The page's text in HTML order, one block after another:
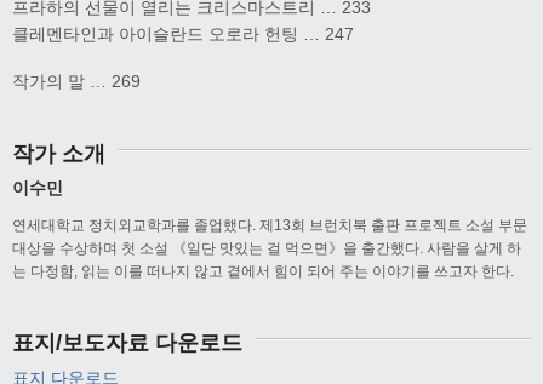
프라하의 선물이 열리는 크리스마스트리 … 233
클레멘타인과 아이슬란드 오로라 헌팅 … 247
작가의 말 … 269
작가 소개
이수민
연세대학교 정치외교학과를 졸업했다. 제13회 브런치북 출판 프로젝트 소설 부문
대상을 수상하며 첫 소설 《일단 맛있는 걸 먹으면》을 출간했다. 사람을 살게 하
는 다정함, 읽는 이를 떠나지 않고 곁에서 힘이 되어 주는 이야기를 쓰고자 한다.
표지/보도자료 다운로드
표지 다운로드